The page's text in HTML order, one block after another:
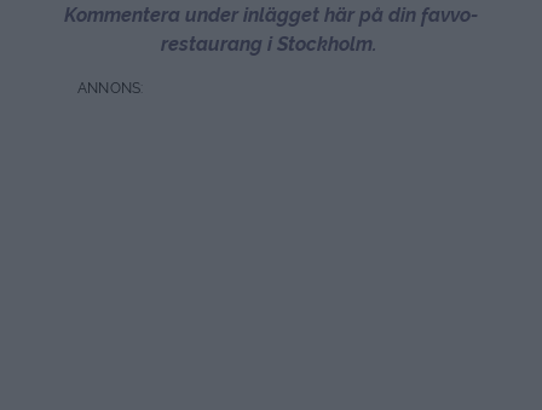
Kommentera under inlägget här på din favvo-
restaurang i Stockholm.